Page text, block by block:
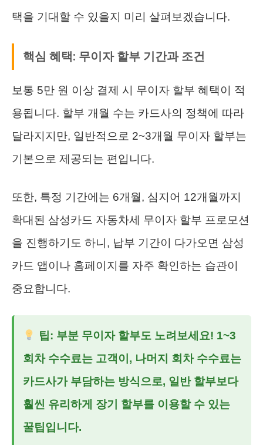
택을 기대할 수 있을지 미리 살펴보겠습니다.
핵심 혜택: 무이자 할부 기간과 조건
보통 5만 원 이상 결제 시 무이자 할부 혜택이 적
용됩니다. 할부 개월 수는 카드사의 정책에 따라
달라지지만, 일반적으로 2~3개월 무이자 할부는
기본으로 제공되는 편입니다.
또한, 특정 기간에는 6개월, 심지어 12개월까지
확대된 삼성카드 자동차세 무이자 할부 프로모션
을 진행하기도 하니, 납부 기간이 다가오면 삼성
카드 앱이나 홈페이지를 자주 확인하는 습관이
중요합니다.
팁: 부분 무이자 할부도 노려보세요! 1~3
회차 수수료는 고객이, 나머지 회차 수수료는
카드사가 부담하는 방식으로, 일반 할부보다
훨씬 유리하게 장기 할부를 이용할 수 있는
꿀팁입니다.